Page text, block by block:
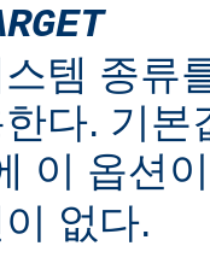
템 종류
다. 기
이 옵션
없다.